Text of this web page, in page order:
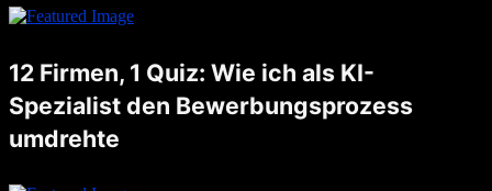
12 Firmen, 1 Quiz: Wie ich als KI-
Spezialist den Bewerbungsprozess
umdrehte
Noch nicht lange her, da schrieb ich einen Blogpost, worauf ich besonders stolz bin. Unter anderem schrieb ich auch darüber, dass ich letzten August eine Stelle als AI Artist angetreten habe. Nun, die Zeiten …